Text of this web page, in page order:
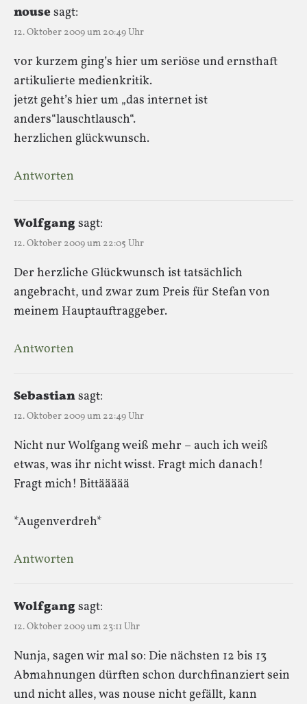
nousesagt:
12. Oktober 2009 um 20:49 Uhr
vor kurzem ging’s hier um seriöse und ernsthaft
artikulierte medienkritik.
jetzt geht’s hier um „das internet ist
anders“lauschtlausch“.
herzlichen glückwunsch.
Antworten
Wolfgangsagt:
12. Oktober 2009 um 22:05 Uhr
Der herzliche Glückwunsch ist tatsächlich
angebracht, und zwar zum Preis für Stefan von
meinem Hauptauftraggeber.
Antworten
Sebastiansagt:
12. Oktober 2009 um 22:49 Uhr
Nicht nur Wolfgang weiß mehr – auch ich weiß
etwas, was ihr nicht wisst. Fragt mich danach!
Fragt mich! Bittäääää
*Augenverdreh*
Antworten
Wolfgangsagt:
12. Oktober 2009 um 23:11 Uhr
Nunja, sagen wir mal so: Die nächsten 12 bis 13
Abmahnungen dürften schon durchfinanziert sein
und nicht alles, was nouse nicht gefällt, kann